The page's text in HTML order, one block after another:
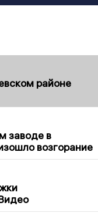
районе
заводе в
возгорание